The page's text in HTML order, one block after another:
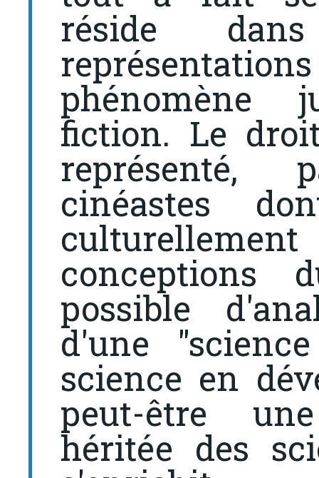
réside
phénomène
fiction. Le
représenté,
cinéastes
possible
d'une
science en
peut-être
héritée des